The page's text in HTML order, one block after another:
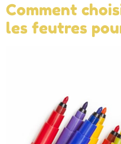
Comment
les feutres